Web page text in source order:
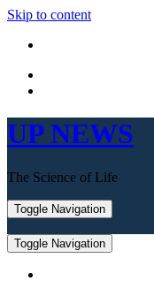
Skip to content
UP NEWS
The Science of Life
Toggle Navigation
Toggle Navigation